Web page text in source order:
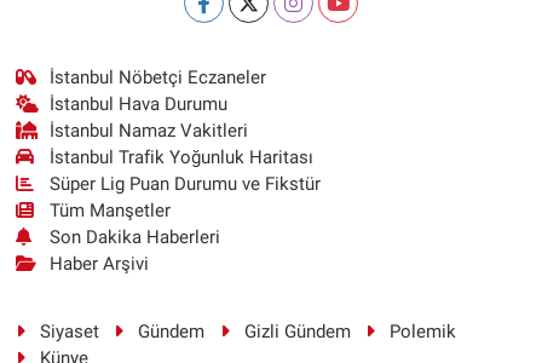
İstanbul Nöbetçi Eczaneler
İstanbul Hava Durumu
İstanbul Namaz Vakitleri
İstanbul Trafik Yoğunluk Haritası
Süper Lig Puan Durumu ve Fikstür
Tüm Manşetler
Son Dakika Haberleri
Haber Arşivi
Siyaset Gündem Gizli Gündem
Polemik
Künye